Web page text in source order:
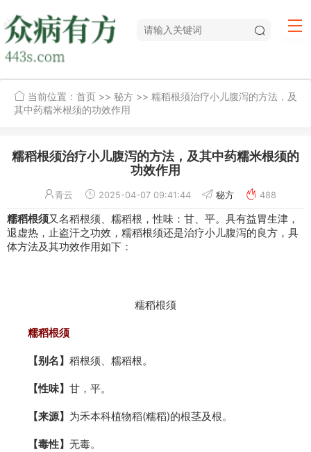
当前位置： 首页 >> 秘方 >> 糯稻根须治疗小儿腹泻的方法，及
其中药糯米根须的功效作用
糯稻根须治疗小儿腹泻的方法，及其中药糯米根须的
功效作用
青云 2025-04-07 09:41:44 秘方 488
糯稻根须又名稻根须、糯稻根，性味：甘、平。具有益胃生津，
退虚热，止盗汗之功效，糯稻根须还是治疗小儿腹泻的良方，具
体方法及其功效作用如下：
糯稻根须
糯稻根须
【别名】 稻根须、糯稻根。
【性味】 甘，平。
【来源】 为禾本科植物稻(糯稻)的根茎及根。
【毒性】 无毒。